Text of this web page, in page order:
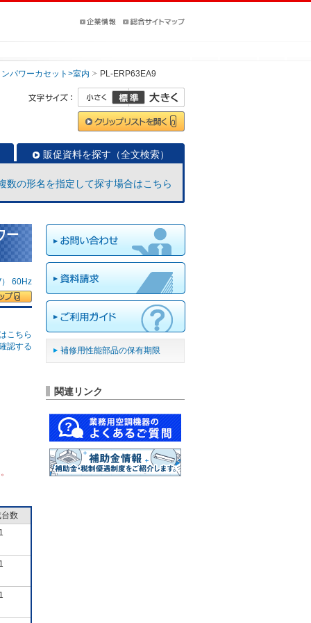
パワーカセット>室内 PL-ERP63EA9
販促資料を探す（全文検索）
数の形名を指定して探す場合はこちら
ー
60Hz
こちら
認する
数
補修用性能部品の保有期限
関連リンク